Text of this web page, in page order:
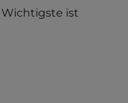
Wichtigste ist